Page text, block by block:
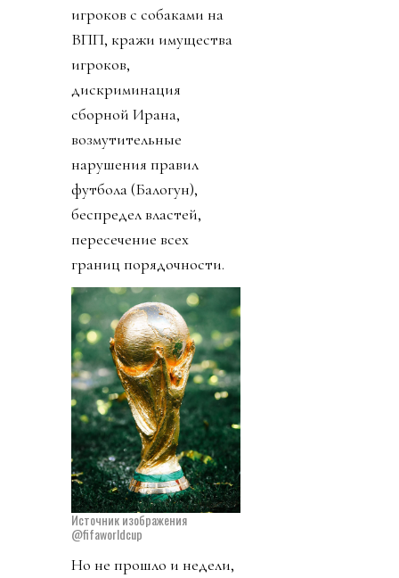
игроков с собаками на
ВПП, кражи имущества
игроков,
дискриминация
сборной Ирана,
возмутительные
нарушения правил
футбола (Балогун),
беспредел властей,
пересечение всех
границ порядочности.
Источник изображения
@fifaworldcup
Но не прошло и недели,